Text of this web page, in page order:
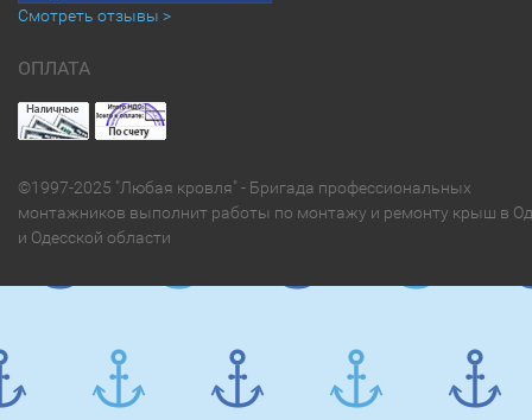
Смотреть отзывы >
ОПЛАТА
©1997-2025 "Любая кровля" - Бригада профессиональных
монтажников выполнит работы по монтажу и ремонту крыш в
и Одесской области